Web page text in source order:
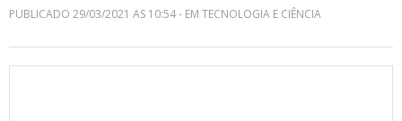
PUBLICADO 29/03/2021 AS 10:54 - EM TECNOLOGIA E CIÊNCIA